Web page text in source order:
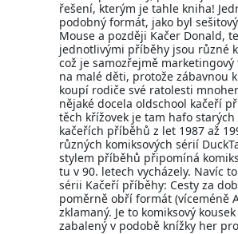
řešení, kterým je tahle kniha!
podobný formát, jako byl
Mouse a později Kačer Donald,
jednotlivými příběhy jsou různé
což je samozřejmě
na malé děti, protože zábavnou
koupí rodiče své ratolesti
nějaké docela oldschool kačeří
těch křížovek je tam hafo starých
kačeřích příběhů z let 1987 až
různých komiksových sérií
stylem příběhů připomíná
tu v 90. letech vycházely. Navíc
sérii Kačeří příběhy: Cesty za
poměrně obří formát (víceméně
zklamaný. Je to komiksový
zabalený v podobě knížky her